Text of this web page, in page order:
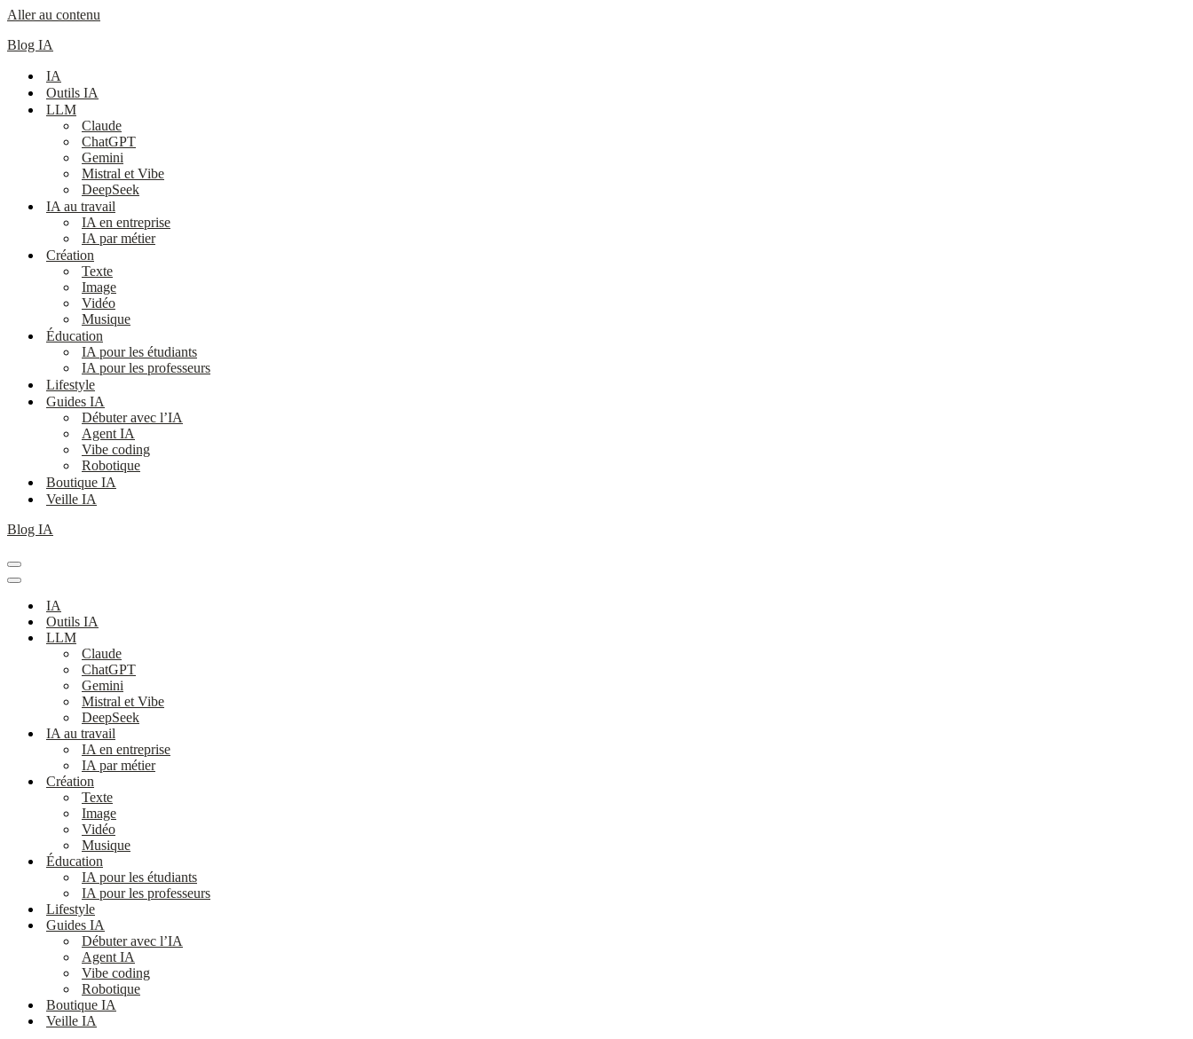
Aller au contenu
Blog IA
IA
Outils IA
LLM
Claude
ChatGPT
Gemini
Mistral et Vibe
DeepSeek
IA au travail
IA en entreprise
IA par métier
Création
Texte
Image
Vidéo
Musique
Éducation
IA pour les étudiants
IA pour les professeurs
Lifestyle
Guides IA
Débuter avec l’IA
Agent IA
Vibe coding
Robotique
Boutique IA
Veille IA
Blog IA
Menu
de
Menu
navigation
IA
Outils IA
LLM
Claude
ChatGPT
Gemini
Mistral et Vibe
DeepSeek
IA au travail
IA en entreprise
IA par métier
Création
Texte
Image
Vidéo
Musique
Éducation
IA pour les étudiants
IA pour les professeurs
Lifestyle
Guides IA
Débuter avec l’IA
Agent IA
Vibe coding
Robotique
Boutique IA
Veille IA